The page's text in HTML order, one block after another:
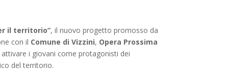
il territorio”, il nuovo progetto promosso da
con il Comune di Vizzini, Opera Prossima
attivare i giovani come protagonisti dei
del territorio.